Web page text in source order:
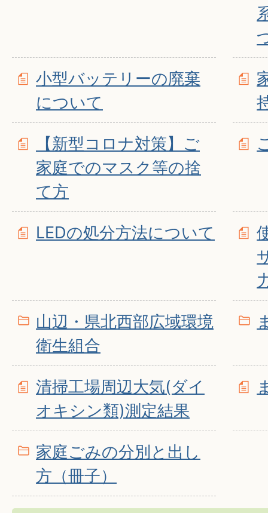
小型バッテリーの廃棄
について
【新型コロナ対策】ご
家庭でのマスク等の捨
て方
LEDの処分方法について
山辺・県北西部広域環境
衛生組合
清掃工場周辺大気(ダイ
オキシン類)測定結果
家庭ごみの分別と出し
方（冊子）